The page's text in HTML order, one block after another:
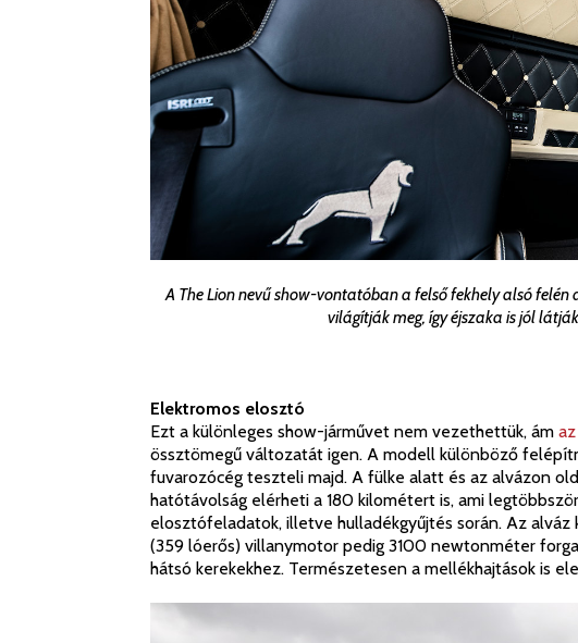
A The Lion nevű show-vontatóban a felső fekhely alsó felén
világítják meg, így éjszaka is jól
Elektromos elosztó
Ezt a különleges show-járművet nem vezethettük, ám
össztömegű változatát igen. A modell különböző
fuvarozócég teszteli majd. A fülke alatt és az alvázon
hatótávolság elérheti a 180 kilométert is, ami
elosztófeladatok, illetve hulladékgyűjtés során. Az
(359 lóerős) villanymotor pedig 3100 newtonméter
hátsó kerekekhez. Természetesen a mellékhajtások is